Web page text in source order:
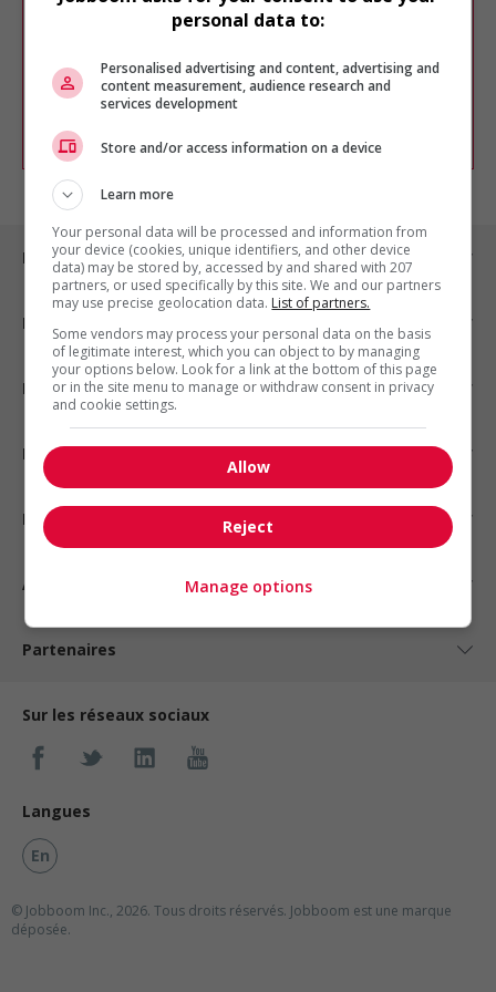
Veuillez faire une nouvelle recherche.
outils pour raffiner votre recherche, ou
chercher un poste selon votre profil
d'intérêt en emploi en vous
Emplois par ville
Emplois par secteur
Emplois par statut
Emplois par type
Nos suggestions
À propos
Partenaires
Sur les réseaux sociaux
Langues
En
© Jobboom Inc., 2026. Tous droits réservés. Jobboom est une marque
déposée.
personal data to:
Personalised advertising and content, advertising and
content measurement, audience research and
services development
Store and/or access information on a device
Learn more
Your personal data will be processed and information from
your device (cookies, unique identifiers, and other device
data) may be stored by, accessed by and shared with 207
partners, or used specifically by this site. We and our partners
may use precise geolocation data. List of partners.
Some vendors may process your personal data on the basis
of legitimate interest, which you can object to by managing
your options below. Look for a link at the bottom of this page
or in the site menu to manage or withdraw consent in privacy
and cookie settings.
Allow
Reject
Manage options